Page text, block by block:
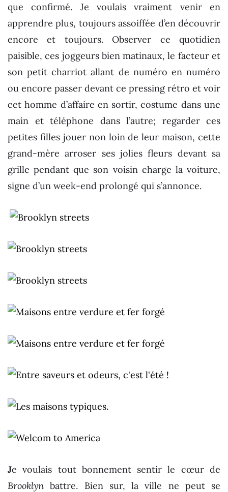
que confirmé. Je voulais vraiment venir en
apprendre plus, toujours assoiffée d’en découvrir
encore et toujours. Observer ce quotidien
paisible, ces joggeurs bien matinaux, le facteur et
son petit charriot allant de numéro en numéro
ou encore passer devant ce pressing rétro et voir
cet homme d’affaire en sortir, costume dans une
main et téléphone dans l’autre; regarder ces
petites filles jouer non loin de leur maison, cette
grand-mère arroser ses jolies fleurs devant sa
grille pendant que son voisin charge la voiture,
signe d’un week-end prolongé qui s’annonce.
Je voulais tout bonnement sentir le cœur de
Brooklyn battre. Bien sur, la ville ne peut se